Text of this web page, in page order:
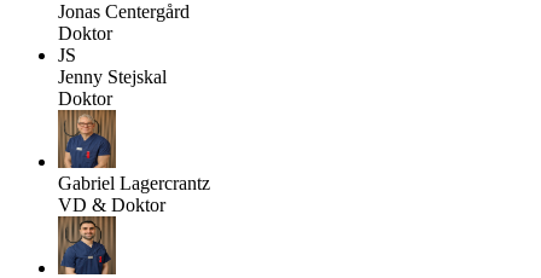
Jonas Centergård
Doktor
JS
Jenny Stejskal
Doktor
Gabriel Lagercrantz
VD & Doktor